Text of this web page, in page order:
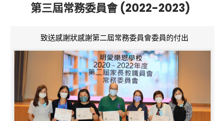
第三屆常務委員會 (2022-2023)
致送感謝狀感謝第二屆常務委員會委員的付出